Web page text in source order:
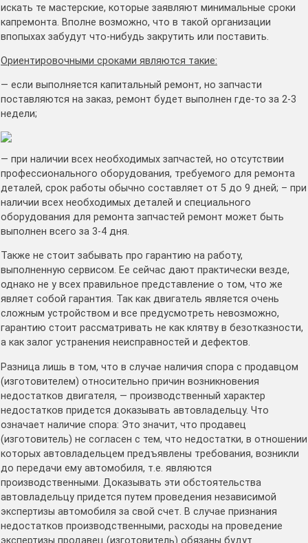
искать те мастерские, которые заявляют минимальные сроки
капремонта. Вполне возможно, что в такой организации
впопыхах забудут что-нибудь закрутить или поставить.
Ориентировочными сроками являются такие:
— если выполняется капитальный ремонт, но запчасти
поставляются на заказ, ремонт будет выполнен где-то за 2-3
недели;
— при наличии всех необходимых запчастей, но отсутствии
профессионального оборудования, требуемого для ремонта
деталей, срок работы обычно составляет от 5 до 9 дней; – при
наличии всех необходимых деталей и специального
оборудования для ремонта запчастей ремонт может быть
выполнен всего за 3-4 дня.
Также не стоит забывать про гарантию на работу,
выполненную сервисом. Ее сейчас дают практически везде,
однако не у всех правильное представление о том, что же
являет собой гарантия. Так как двигатель является очень
сложным устройством и все предусмотреть невозможно,
гарантию стоит рассматривать не как клятву в безотказности,
а как залог устранения неисправностей и дефектов.
Разница лишь в том, что в случае наличия спора с продавцом
(изготовителем) относительно причин возникновения
недостатков двигателя, — производственный характер
недостатков придется доказывать автовладельцу. Что
означает наличие спора: Это значит, что продавец
(изготовитель) не согласен с тем, что недостатки, в отношении
которых автовладельцем предъявлены требования, возникли
до передачи ему автомобиля, т.е. являются
производственными. Доказывать эти обстоятельства
автовладельцу придется путем проведения независимой
экспертизы автомобиля за свой счет. В случае признания
недостатков производственными, расходы на проведение
экспертизы продавец (изготовитель) обязаны будут